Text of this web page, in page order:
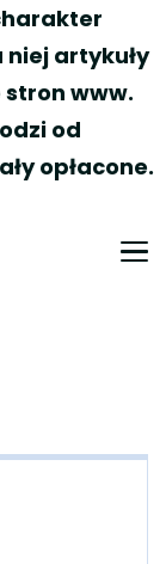
artykuły
www.
od
opłacone.